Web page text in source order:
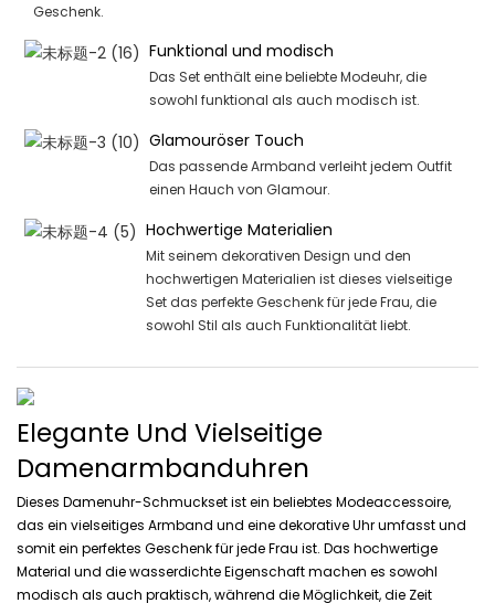
Geschenk.
Funktional und modisch
Das Set enthält eine beliebte Modeuhr, die
sowohl funktional als auch modisch ist.
Glamouröser Touch
Das passende Armband verleiht jedem Outfit
einen Hauch von Glamour.
Hochwertige Materialien
Mit seinem dekorativen Design und den
hochwertigen Materialien ist dieses vielseitige
Set das perfekte Geschenk für jede Frau, die
sowohl Stil als auch Funktionalität liebt.
Elegante Und Vielseitige
Damenarmbanduhren
Dieses Damenuhr-Schmuckset ist ein beliebtes Modeaccessoire,
das ein vielseitiges Armband und eine dekorative Uhr umfasst und
somit ein perfektes Geschenk für jede Frau ist. Das hochwertige
Material und die wasserdichte Eigenschaft machen es sowohl
modisch als auch praktisch, während die Möglichkeit, die Zeit